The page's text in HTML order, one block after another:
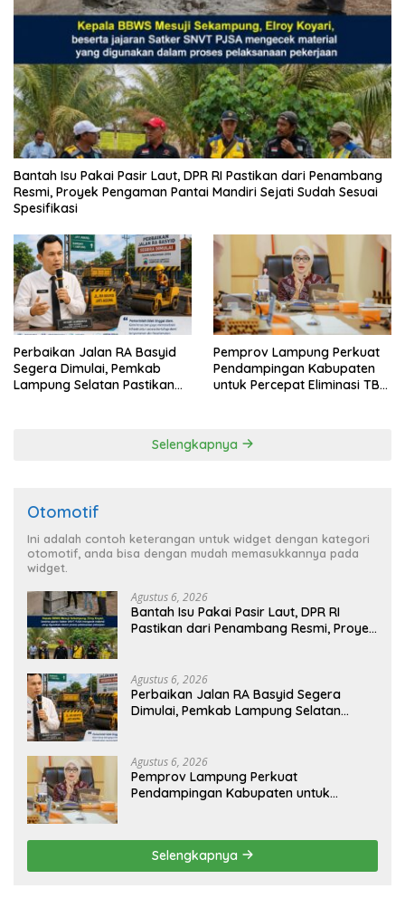
Bantah Isu Pakai Pasir Laut, DPR RI Pastikan dari Penambang
Resmi, Proyek Pengaman Pantai Mandiri Sejati Sudah Sesuai
Spesifikasi
Perbaikan Jalan RA Basyid
Segera Dimulai, Pemkab
Lampung Selatan Pastikan
Pemprov Lampung Perkuat
Pendampingan Kabupaten
untuk Percepat Eliminasi TBC
Selengkapnya
Otomotif
Ini adalah contoh keterangan untuk widget dengan kategori
otomotif, anda bisa dengan mudah memasukkannya pada
widget.
Agustus 6, 2026
Bantah Isu Pakai Pasir Laut, DPR RI
Pastikan dari Penambang Resmi, Proyek
Agustus 6, 2026
Perbaikan Jalan RA Basyid Segera
Dimulai, Pemkab Lampung Selatan
Agustus 6, 2026
Pemprov Lampung Perkuat
Pendampingan Kabupaten untuk
Selengkapnya